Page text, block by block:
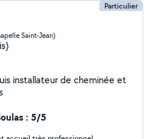
Particulier
Saint-Jean)
installateur de cheminée et
: 5/5